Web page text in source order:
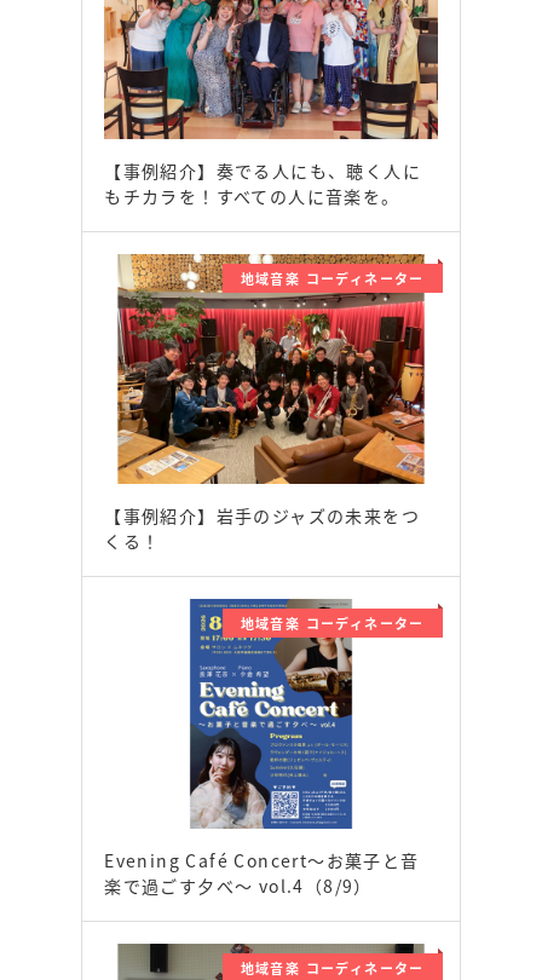
【事例紹介】奏でる人にも、聴く人に
もチカラを！すべての人に音楽を。
地域音楽 コーディネーター
【事例紹介】岩手のジャズの未来をつ
くる！
地域音楽 コーディネーター
Evening Café Concert〜お菓子と音
楽で過ごす夕べ〜 vol.4（8/9）
地域音楽 コーディネーター